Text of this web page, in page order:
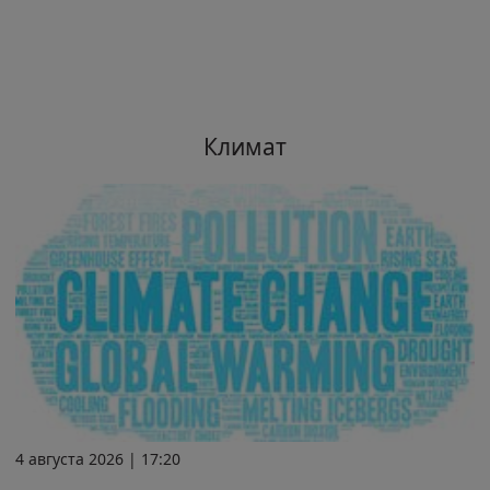
Климат
4 августа 2026 | 17:20